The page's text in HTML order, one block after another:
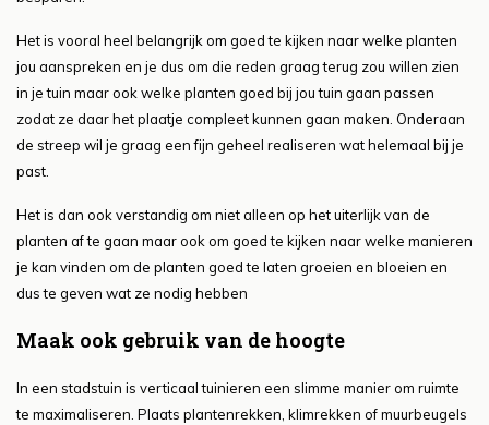
Het is vooral heel belangrijk om goed te kijken naar welke planten
jou aanspreken en je dus om die reden graag terug zou willen zien
in je tuin maar ook welke planten goed bij jou tuin gaan passen
zodat ze daar het plaatje compleet kunnen gaan maken. Onderaan
de streep wil je graag een fijn geheel realiseren wat helemaal bij je
past.
Het is dan ook verstandig om niet alleen op het uiterlijk van de
planten af te gaan maar ook om goed te kijken naar welke manieren
je kan vinden om de planten goed te laten groeien en bloeien en
dus te geven wat ze nodig hebben
Maak ook gebruik van de hoogte
In een stadstuin is verticaal tuinieren een slimme manier om ruimte
te maximaliseren. Plaats plantenrekken, klimrekken of muurbeugels